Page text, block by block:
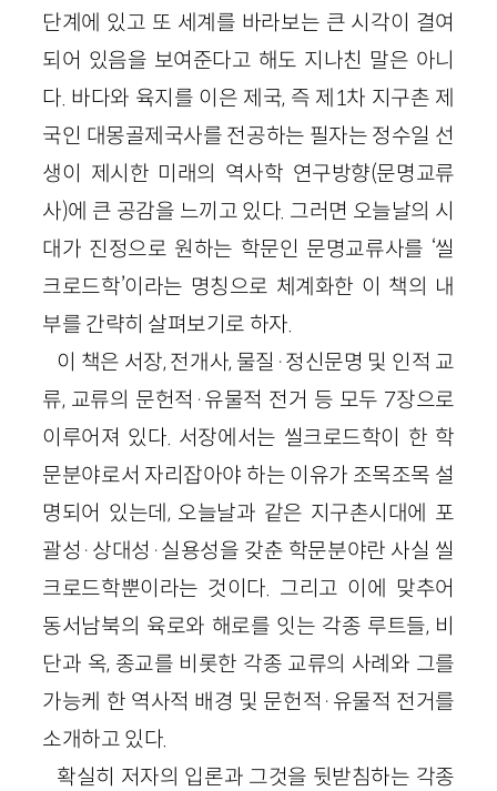
단계에 있고 또 세계를 바라보는 큰 시각이 결여
되어 있음을 보여준다고 해도 지나친 말은 아니
다. 바다와 육지를 이은 제국, 즉 제1차 지구촌 제
국인 대몽골제국사를 전공하는 필자는 정수일 선
생이 제시한 미래의 역사학 연구방향(문명교류
사)에 큰 공감을 느끼고 있다. 그러면 오늘날의 시
대가 진정으로 원하는 학문인 문명교류사를 ‘씰
크로드학’이라는 명칭으로 체계화한 이 책의 내
부를 간략히 살펴보기로 하자.
이 책은 서장, 전개사, 물질·정신문명 및 인적 교
류, 교류의 문헌적·유물적 전거 등 모두 7장으로
이루어져 있다. 서장에서는 씰크로드학이 한 학
문분야로서 자리잡아야 하는 이유가 조목조목 설
명되어 있는데, 오늘날과 같은 지구촌시대에 포
괄성·상대성·실용성을 갖춘 학문분야란 사실 씰
크로드학뿐이라는 것이다. 그리고 이에 맞추어
동서남북의 육로와 해로를 잇는 각종 루트들, 비
단과 옥, 종교를 비롯한 각종 교류의 사례와 그를
가능케 한 역사적 배경 및 문헌적·유물적 전거를
소개하고 있다.
확실히 저자의 입론과 그것을 뒷받침하는 각종